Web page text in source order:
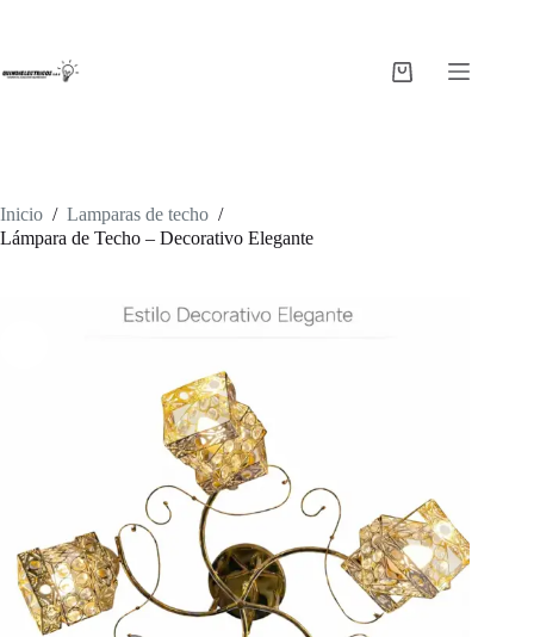
Carro
Inicio / Lamparas de techo /
Lámpara de Techo – Decorativo Elegante